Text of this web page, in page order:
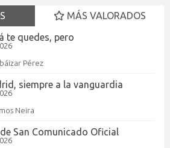
MÁS VALORADOS
te quedes, pero
Pérez
siempre a la vanguardia
Neira
San Comunicado Oficial